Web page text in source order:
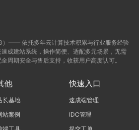
）—— 依托多年云计算技术积累与行业服务经验
成建站系统，操作简便、适配多元场景，无需
周期安全与售后支持，收获用户高度认可。
他
长基地
站案例
快速入口
速成端管理
IDC管理